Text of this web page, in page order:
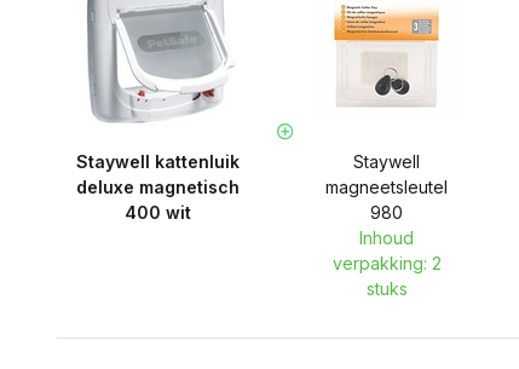
Staywell kattenluik
deluxe magnetisch
400 wit
Staywell
magneetsleutel
980
Inhoud
verpakking: 2
stuks